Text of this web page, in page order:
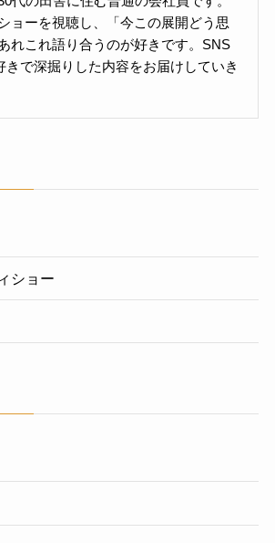
ョーを視聴し、「今この展開どう思
れこれ語り合うのが好きです。SNS
きで深掘りした内容をお届けしていき
ショー